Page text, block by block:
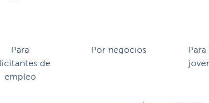
Para
de
empleo
Por negocios
Para